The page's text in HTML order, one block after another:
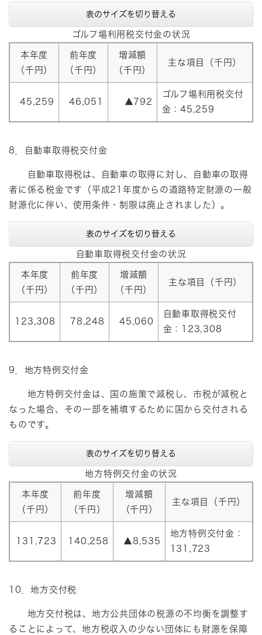
表のサイズを切り替える
ゴルフ場利用税交付金の状況
本年度
（千円）
前年度
（千円）
増減額
（千円）
主な項目（千円）
45,259 46,051 ▲792
ゴルフ場利用税交付
金：45,259
8．自動車取得税交付金
自動車取得税は、自動車の取得に対し、自動車の取得
者に係る税金です（平成21年度からの道路特定財源の一般
財源化に伴い、使用条件・制限は廃止されました）。
表のサイズを切り替える
自動車取得税交付金の状況
本年度
（千円）
前年度
（千円）
増減額
（千円）
主な項目（千円）
123,308 78,248 45,060
自動車取得税交付
金：123,308
9．地方特例交付金
地方特例交付金は、国の施策で減税し、市税が減税と
なった場合、その一部を補填するために国から交付される
ものです。
表のサイズを切り替える
地方特例交付金の状況
本年度
（千円）
前年度
（千円）
増減額
（千円）
主な項目（千円）
131,723 140,258 ▲8,535
地方特例交付金：
131,723
10．地方交付税
地方交付税は、地方公共団体の税源の不均衡を調整す
ることによって、地方税収入の少ない団体にも財源を保障